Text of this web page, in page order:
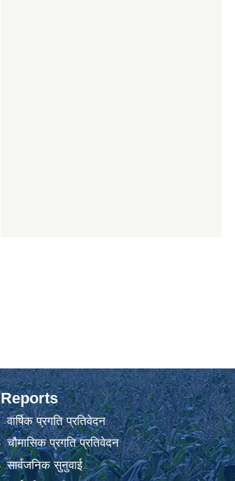
Reports
वार्षिक प्रगति प्रतिवेदन
चौमासिक प्रगति प्रतिवेदन
सार्वजनिक सुनुवाई